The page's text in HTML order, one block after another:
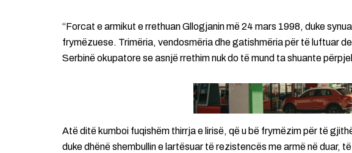
“Forcat e armikut e rrethuan Gllogjanin më 24 mars 1998, duke
frymëzuese. Trimëria, vendosmëria dhe gatishmëria për të luftuar
Serbinë okupatore se asnjë rrethim nuk do të mund ta shuante
Atë ditë kumboi fuqishëm thirrja e lirisë, që u bë frymëzim për të
duke dhënë shembullin e lartësuar të rezistencës me armë në duar,